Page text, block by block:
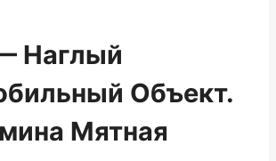
Наглый
Объект.
Мятная